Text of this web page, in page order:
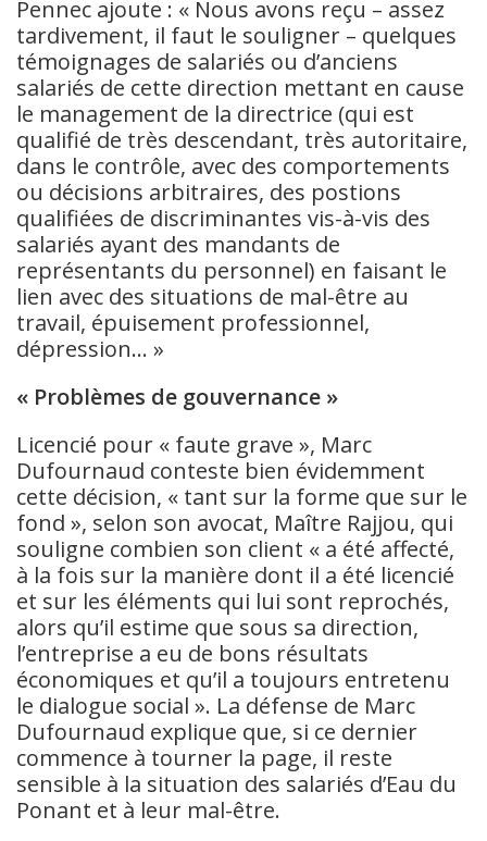
Pennec ajoute : « Nous avons reçu – assez
tardivement, il faut le souligner – quelques
témoignages de salariés ou d’anciens
salariés de cette direction mettant en cause
le management de la directrice (qui est
qualifié de très descendant, très autoritaire,
dans le contrôle, avec des comportements
ou décisions arbitraires, des postions
qualifiées de discriminantes vis-à-vis des
salariés ayant des mandants de
représentants du personnel) en faisant le
lien avec des situations de mal-être au
travail, épuisement professionnel,
dépression… »
« Problèmes de gouvernance »
Licencié pour « faute grave », Marc
Dufournaud conteste bien évidemment
cette décision, « tant sur la forme que sur le
fond », selon son avocat, Maître Rajjou, qui
souligne combien son client « a été affecté,
à la fois sur la manière dont il a été licencié
et sur les éléments qui lui sont reprochés,
alors qu’il estime que sous sa direction,
l’entreprise a eu de bons résultats
économiques et qu’il a toujours entretenu
le dialogue social ». La défense de Marc
Dufournaud explique que, si ce dernier
commence à tourner la page, il reste
sensible à la situation des salariés d’Eau du
Ponant et à leur mal-être.